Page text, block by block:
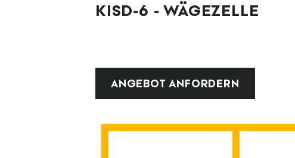
KISD-6 - WÄGEZELLE
ANGEBOT ANFORDERN